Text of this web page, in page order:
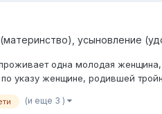
усыновление
одна молодая
указу женщине, родившей
(и еще 3 )